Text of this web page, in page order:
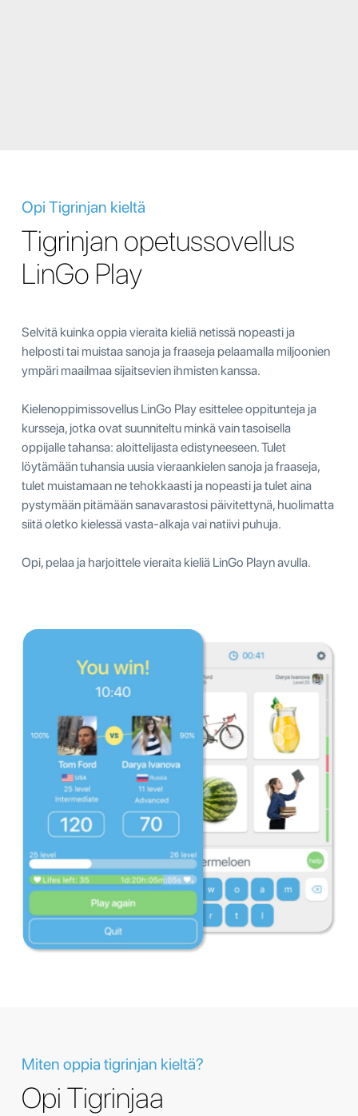
Opi Tigrinjan kieltä
Tigrinjan opetussovellus
LinGo Play
Selvitä kuinka oppia vieraita kieliä netissä nopeasti ja
helposti tai muistaa sanoja ja fraaseja pelaamalla miljoonien
ympäri maailmaa sijaitsevien ihmisten kanssa.
Kielenoppimissovellus LinGo Play esittelee oppitunteja ja
kursseja, jotka ovat suunniteltu minkä vain tasoisella
oppijalle tahansa: aloittelijasta edistyneeseen. Tulet
löytämään tuhansia uusia vieraankielen sanoja ja fraaseja,
tulet muistamaan ne tehokkaasti ja nopeasti ja tulet aina
pystymään pitämään sanavarastosi päivitettynä, huolimatta
siitä oletko kielessä vasta-alkaja vai natiivi puhuja.
Opi, pelaa ja harjoittele vieraita kieliä LinGo Playn avulla.
Miten oppia tigrinjan kieltä?
Opi Tigrinjaa